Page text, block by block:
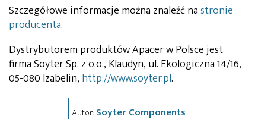
Szczegółowe informacje można znaleźć nastronie
producenta.
Dystrybutorem produktów Apacer w Polsce jest
firma Soyter Sp. z o.o., Klaudyn, ul. Ekologiczna 14/16,
05-080 Izabelin, http://www.soyter.pl.
Autor: Soyter Components